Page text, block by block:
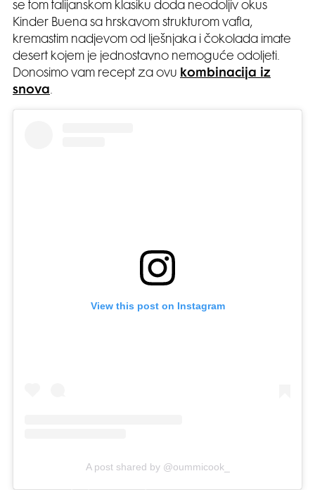
se tom talijanskom klasiku doda neodoljiv okus
Kinder Buena sa hrskavom strukturom vafla,
kremastim nadjevom od lješnjaka i čokolada imate
desert kojem je jednostavno nemoguće odoljeti.
Donosimo vam recept za ovu kombinacija iz
snova.
View this post on Instagram
A post shared by @oummicook_